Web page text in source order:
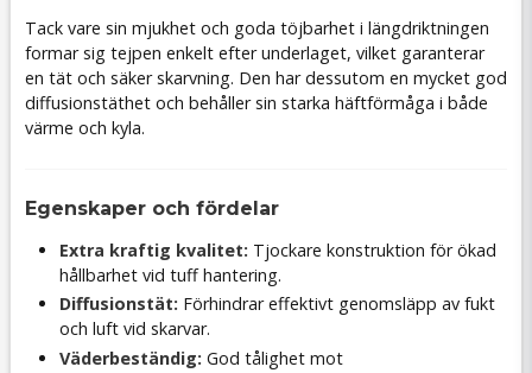
Tack vare sin mjukhet och goda töjbarhet i längdriktningen
formar sig tejpen enkelt efter underlaget, vilket garanterar
en tät och säker skarvning. Den har dessutom en mycket god
diffusionstäthet och behåller sin starka häftförmåga i både
värme och kyla.
Egenskaper och fördelar
Extra kraftig kvalitet: Tjockare konstruktion för ökad
hållbarhet vid tuff hantering.
Diffusionstät: Förhindrar effektivt genomsläpp av fukt
och luft vid skarvar.
Väderbeständig: God tålighet mot